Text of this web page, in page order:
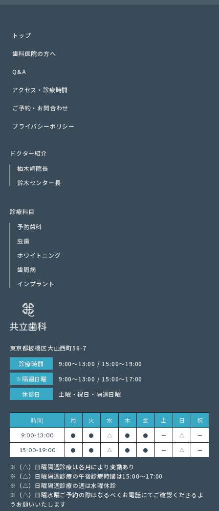
トップ
歯科医院の方へ
Q&A
アクセス・診療時間
ご予約・お問合わせ
プライバシーポリシー
ドクター紹介
柚木崎院長
鈴木センター長
診療科目
予防歯科
虫歯
ホワイトニング
歯周病
インプラント
東京都板橋区大山西町56-7
診療時間
9:00〜13:00 / 15:00〜19:00
※隔週日曜
9:00〜13:00 / 15:00〜17:00
休診日
土曜・祝日・隔週日曜
時間 月 火 水 木 金 土 日 祝
9:00-13:00 ● ● △ ● ● ー △
ー
15:00-19:00
● ● △ ● ● ー △ ー
※（△）日曜隔週診療は各月により変動あり
※（△）日曜隔週診療の午後診療時間は15:00〜17:00
※（△）日曜隔週診療の週は水曜休診
※（△）日曜水曜ご予約の際はなるべくお電話にてご確認くださるよ
うお願いいたします